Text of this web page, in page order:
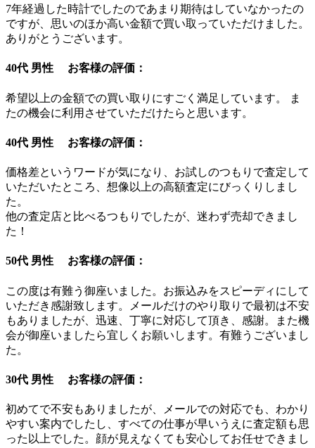
7年経過した時計でしたのであまり期待はしていなかったの
ですが、思いのほか高い金額で買い取っていただけました。
ありがとうございます。
40代 男性 お客様の評価：
希望以上の金額での買い取りにすごく満足しています。 ま
たの機会に利用させていただけたらと思います。
40代 男性 お客様の評価：
価格差というワードが気になり、お試しのつもりで査定して
いただいたところ、想像以上の高額査定にびっくりしまし
た。
他の査定店と比べるつもりでしたが、迷わず売却できまし
た！
50代 男性 お客様の評価：
この度は有難う御座いました。お振込みをスピーディにして
いただき感謝致します。メールだけのやり取りで最初は不安
もありましたが、迅速、丁寧に対応して頂き、感謝。また機
会が御座いましたら宜しくお願いします。有難うございまし
た。
30代 男性 お客様の評価：
初めてで不安もありましたが、メールでの対応でも、わかり
やすい案内でしたし、すべての仕事が早いうえに査定額も思
った以上でした。顔が見えなくても安心してお任せできまし